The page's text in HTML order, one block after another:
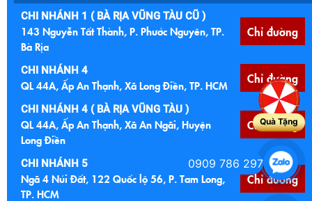
CHI NHÁNH 1 ( BÀ RỊA VŨNG TÀU CŨ )
143 Nguyễn Tất Thành, P. Phước Nguyên, TP.
Bà Rịa
Chỉ đường
CHI NHÁNH 4
QL 44A, Ấp An Thạnh, Xã Long Điền, TP. HCM Chỉ đường
CHI NHÁNH 4 ( BÀ RỊA VŨNG TÀU )
QL 44A, Ấp An Thạnh, Xã An Ngãi, Huyện
Long Điền
Chỉ đường
CHI NHÁNH 5
Ngã 4 Núi Đất, 122 Quốc lộ 56, P. Tam Long,
TP. HCM
Chỉ đường
Quà Tặng
0909 786 297